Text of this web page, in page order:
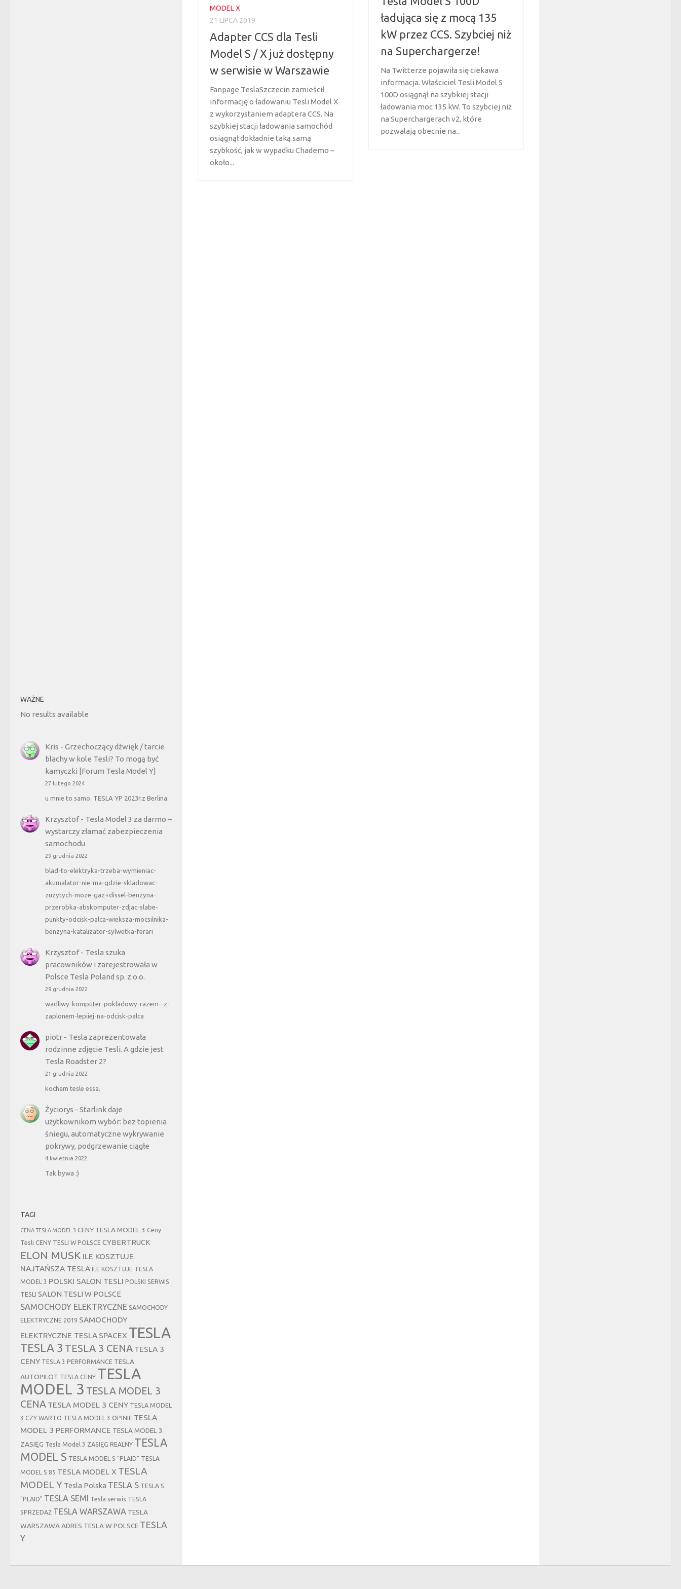
MODEL X
21 LIPCA 2019
Adapter CCS dla Tesli
Model S / X już dostępny
w serwisie w Warszawie
Fanpage TeslaSzczecin zamieścił
informację o ładowaniu Tesli Model X
z wykorzystaniem adaptera CCS. Na
szybkiej stacji ładowania samochód
osiągnął dokładnie taką samą
szybkość, jak w wypadku Chademo –
około...
ładująca się z mocą 135
kW przez CCS. Szybciej niż
na Superchargerze!
Na Twitterze pojawiła się ciekawa
informacja. Właściciel Tesli Model S
100D osiągnął na szybkiej stacji
ładowania moc 135 kW. To szybciej niż
na Superchargerach v2, które
pozwalają obecnie na...
WAŻNE
No results available
Kris - Grzechoczący dźwięk / tarcie
blachy w kole Tesli? To mogą być
kamyczki [Forum Tesla Model Y]
27 lutego 2024
u mnie to samo. TESLA YP 2023r.z Berlina.
Krzysztof- Tesla Model 3 za darmo –
wystarczy złamać zabezpieczenia
samochodu
29 grudnia 2022
blad-to-elektryka-trzeba-wymieniac-
akumalator-nie-ma-gdzie-skladowac-
zuzytych-moze-gaz+dissel-benzyna-
przerobka-abskomputer-zdjac-slabe-
punkty-odcisk-palca-wieksza-mocsilnika-
benzyna-katalizator-sylwetka-ferari
Krzysztof- Tesla szuka
pracowników i zarejestrowała w
Polsce Tesla Poland sp. z o.o.
29 grudnia 2022
wadliwy-komputer-pokladowy-razem--z-
zaplonem-lepiiej-na-odcisk-palca
piotr- Tesla zaprezentowała
rodzinne zdjęcie Tesli. A gdzie jest
Tesla Roadster 2?
21 grudnia 2022
kocham tesle essa.
Życiorys - Starlink daje
użytkownikom wybór: bez topienia
śniegu, automatyczne wykrywanie
pokrywy, podgrzewanie ciągłe
4 kwietnia 2022
Tak bywa :)
TAGI
CENA TESLA MODEL 3 CENY TESLA MODEL 3 Ceny
Tesli CENY TESLI W POLSCE CYBERTRUCK
ELON MUSK ILE KOSZTUJE
NAJTAŃSZA TESLA
ILE KOSZTUJE TESLA
MODEL 3 POLSKI SALON TESLI POLSKI SERWIS
TESLI
SALON TESLI W POLSCE
SAMOCHODY ELEKTRYCZNE SAMOCHODY
ELEKTRYCZNE 2019 SAMOCHODY
ELEKTRYCZNE TESLA SPACEX TESLA
TESLA 3 TESLA 3 CENA TESLA 3
CENY TESLA 3 PERFORMANCE TESLA
AUTOPILOT TESLA CENY TESLA
MODEL 3 TESLA MODEL 3
CENA TESLA MODEL 3 CENY TESLA MODEL
3 CZY WARTO TESLA MODEL 3 OPINIE TESLA
MODEL 3 PERFORMANCE TESLA MODEL 3
ZASIĘG Tesla Model 3 ZASIĘG REALNY TESLA
MODEL S TESLA MODEL S "PLAID" TESLA
MODEL S 85 TESLA MODEL X TESLA
MODEL Y Tesla Polska TESLA S TESLA S
"PLAID" TESLA SEMI Tesla serwis TESLA
SPRZEDAŻ TESLA WARSZAWA TESLA
WARSZAWA ADRES TESLA W POLSCE TESLA
Y